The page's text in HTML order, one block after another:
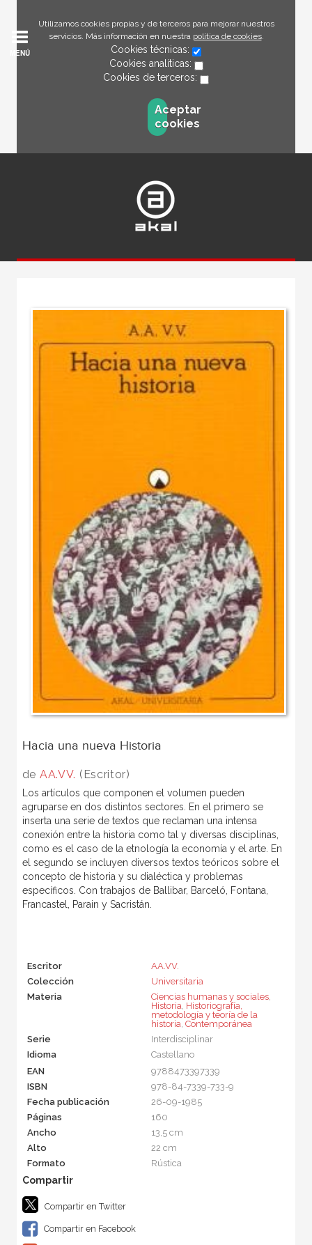
Utilizamos cookies propias y de terceros para mejorar nuestros
servicios. Más información en nuestra política de cookies.
Cookies técnicas:
Cookies analíticas:
Cookies de terceros:
Aceptar
cookies
MENÚ
Hacia una nueva Historia
de AA.VV. (Escritor)
Los artículos que componen el volumen pueden
agruparse en dos distintos sectores. En el primero se
inserta una serie de textos que reclaman una intensa
conexión entre la historia como tal y diversas disciplinas,
como es el caso de la etnología la economía y el arte. En
el segundo se incluyen diversos textos teóricos sobre el
concepto de historia y su dialéctica y problemas
específicos. Con trabajos de Ballibar, Barceló, Fontana,
Francastel, Parain y Sacristán.
Escritor
AA.VV.
Colección
Universitaria
Materia
Ciencias humanas y sociales,
Historia, Historiografía,
metodología y teoría de la
historia, Contemporánea
Serie
Interdisciplinar
Idioma
Castellano
EAN
9788473397339
ISBN
978-84-7339-733-9
Fecha publicación
26-09-1985
Páginas
160
Ancho
13,5 cm
Alto
22 cm
Formato
Rústica
Compartir en Twitter
Compartir en Facebook